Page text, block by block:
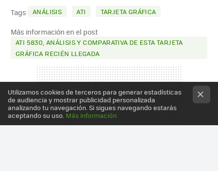
MAIL
Tags ANÁLISIS ATI TARJETA GRÁFICA
Más información en el post
ATI 5830, ANÁLISIS Y COMPARATIVA DE ESTA TARJETA
GRÁFICA RECIÉN LLEGADA
Utilizamos cookies de terceros para generar estadísticas
de audiencia y mostrar publicidad personalizada
analizando tu navegación. Si sigues navegando estarás
aceptando su uso. Más información